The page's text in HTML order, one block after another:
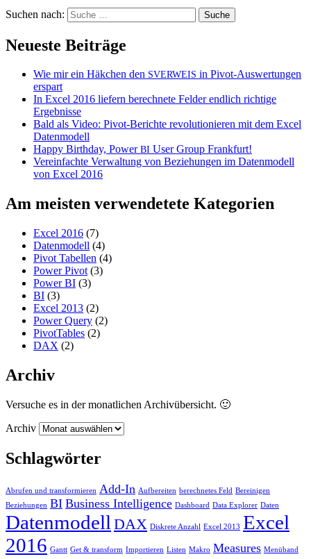
Suchen nach:
Neueste Beiträge
Wie mir ein Häkchen den SVERWEIS in Pivot-Auswertungen
erspart
In Excel 2016 liefern berechnete Felder endlich richtige
Ergebnisse
Bald als Video: Pivot-Berichte revolutionieren mit dem Excel
Datenmodell
Happy Birthday, PowerBI User Group Frankfurt!
Vereinfachte Verwaltung von Beziehungen im Datenmodell
von Excel 2016
Am meisten verwendetete Kategorien
Excel 2016 (7)
Datenmodell (4)
Pivot Tabellen (4)
Power Pivot (3)
Power BI (3)
BI (3)
Excel 2013 (2)
Power Query (2)
PivotTables (2)
DAX (2)
Archiv
Versuche es in der monatlichen Archivübersicht. 🙂
Archiv
Schlagwörter
Abrufen und transformieren Add-In Aufbereiten berechnetes Feld Bereinigen
Beziehungen BI Business Intelligence Dashboard Data Explorer Daten
Datenmodell DAX Diskrete Anzahl Excel 2013 Excel
2016 Gantt Get & transform Importieren Listen Makro Measures Menüband